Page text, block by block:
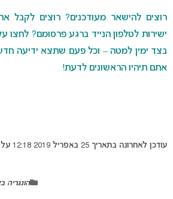
רוצים להישאר מעודכנים? רוצים לקבל את
ישירות לטלפון הנייד ברגע פרסומם? לחצו
בצד ימין למטה – וכל פעם שתצא ידיעה
אתם תיהיו הראשונים לדעת!
עודכן לאחרונה בתאריך 25 באפריל 2019 12:18 על ידי
הונגריה